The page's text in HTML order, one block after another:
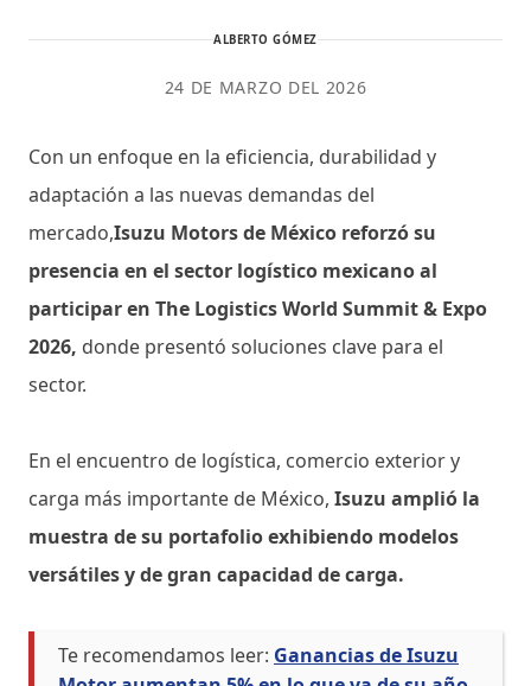
ALBERTO GÓMEZ
24 DE MARZO DEL 2026
Con un enfoque en la eficiencia, durabilidad y
adaptación a las nuevas demandas del
mercado,Isuzu Motors de México reforzó su
presencia en el sector logístico mexicano al
participar en The Logistics World Summit & Expo
2026, donde presentó soluciones clave para el
sector.
En el encuentro de logística, comercio exterior y
carga más importante de México, Isuzu amplió la
muestra de su portafolio exhibiendo modelos
versátiles y de gran capacidad de carga.
Te recomendamos leer: Ganancias de Isuzu